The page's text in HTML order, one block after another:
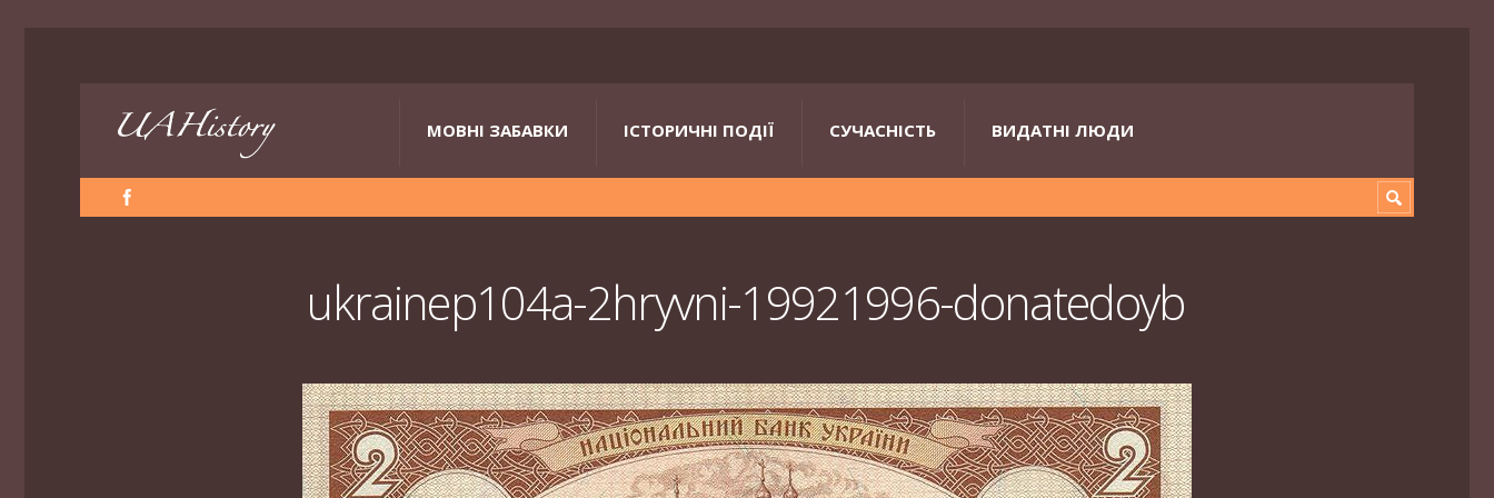
МОВНІ ЗАБАВКИ ІСТОРИЧНІ ПОДІЇ СУЧАСНІСТЬ ВИДАТНІ ЛЮДИ
ukrainep104a-2hryvni-19921996-donatedoyb